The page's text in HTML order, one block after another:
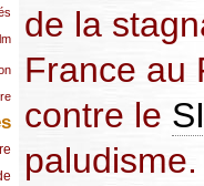
de la
France au
contre le
paludisme.